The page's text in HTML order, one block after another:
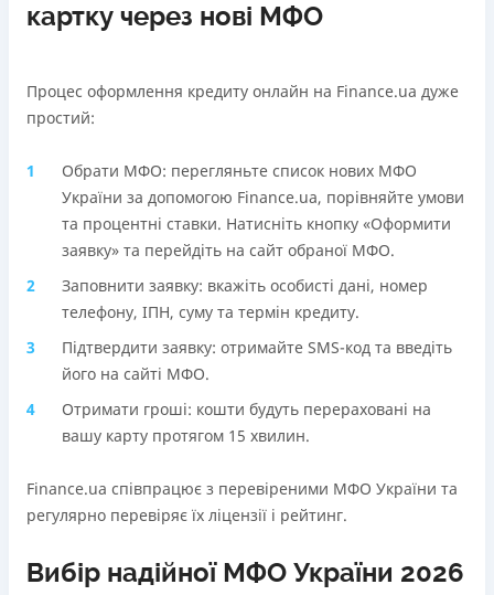
картку через нові МФО
Процес оформлення кредиту онлайн на Finance.ua дуже
простий:
Обрати МФО: перегляньте список нових МФО
України за допомогою Finance.ua, порівняйте умови
та процентні ставки. Натисніть кнопку «Оформити
заявку» та перейдіть на сайт обраної МФО.
Заповнити заявку: вкажіть особисті дані, номер
телефону, ІПН, суму та термін кредиту.
Підтвердити заявку: отримайте SMS-код та введіть
його на сайті МФО.
Отримати гроші: кошти будуть перераховані на
вашу карту протягом 15 хвилин.
Finance.ua співпрацює з перевіреними МФО України та
регулярно перевіряє їх ліцензії і рейтинг.
Вибір надійної МФО України 2026